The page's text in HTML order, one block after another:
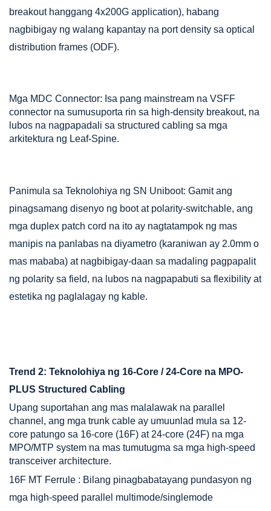
breakout hanggang 4x200G application), habang
nagbibigay ng walang kapantay na port density sa optical
distribution frames (ODF).
Mga MDC Connector: Isa pang mainstream na VSFF
connector na sumusuporta rin sa high-density breakout, na
lubos na nagpapadali sa structured cabling sa mga
arkitektura ng Leaf-Spine.
Panimula sa Teknolohiya ng SN Uniboot: Gamit ang
pinagsamang disenyo ng boot at polarity-switchable, ang
mga duplex patch cord na ito ay nagtatampok ng mas
manipis na panlabas na diyametro (karaniwan ay 2.0mm o
mas mababa) at nagbibigay-daan sa madaling pagpapalit
ng polarity sa field, na lubos na nagpapabuti sa flexibility at
estetika ng paglalagay ng kable.
Trend 2: Teknolohiya ng 16-Core / 24-Core na MPO-
PLUS Structured Cabling
Upang suportahan ang mas malalawak na parallel
channel, ang mga trunk cable ay umuunlad mula sa 12-
core patungo sa 16-core (16F) at 24-core (24F) na mga
MPO/MTP system na mas tumutugma sa mga high-speed
transceiver architecture.
16F MT Ferrule : Bilang pinagbabatayang pundasyon ng
mga high-speed parallel multimode/singlemode